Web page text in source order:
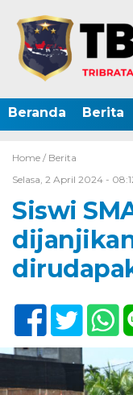
Beranda Berita
Home / Berita
Selasa, 2 April 2024 -
Siswi